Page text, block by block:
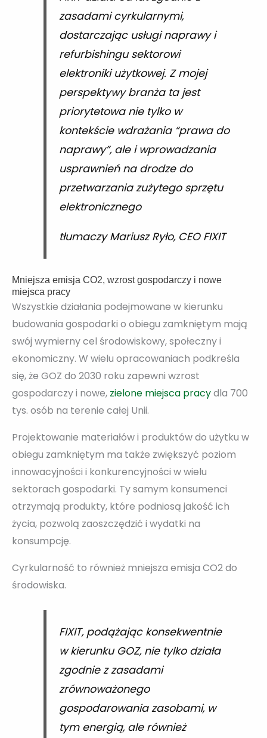
zasadami cyrkularnymi,
dostarczając usługi naprawy i
refurbishingu sektorowi
elektroniki użytkowej. Z mojej
perspektywy branża ta jest
priorytetowa nie tylko w
kontekście wdrażania “prawa do
naprawy”, ale i wprowadzania
usprawnień na drodze do
przetwarzania zużytego sprzętu
elektronicznego
tłumaczy Mariusz Ryło, CEO FIXIT
Mniejsza emisja CO2, wzrost gospodarczy i nowe
miejsca pracy
Wszystkie działania podejmowane w kierunku
budowania gospodarki o obiegu zamkniętym mają
swój wymierny cel środowiskowy, społeczny i
ekonomiczny. W wielu opracowaniach podkreśla
się, że GOZ do 2030 roku zapewni wzrost
gospodarczy i nowe, zielone miejsca pracydla 700
tys. osób na terenie całej Unii.
Projektowanie materiałów i produktów do użytku w
obiegu zamkniętym ma także zwiększyć poziom
innowacyjności i konkurencyjności w wielu
sektorach gospodarki. Ty samym konsumenci
otrzymają produkty, które podniosą jakość ich
życia, pozwolą zaoszczędzić i wydatki na
konsumpcję.
Cyrkularność to również mniejsza emisja CO2 do
środowiska.
FIXIT, podążając konsekwentnie
w kierunku GOZ, nie tylko działa
zgodnie z zasadami
zrównoważonego
gospodarowania zasobami, w
tym energią, ale również